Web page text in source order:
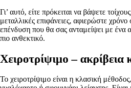
Γι’ αυτό, είτε πρόκειται να βάψετε
μεταλλικές επιφάνειες, αφιερώστε χρόνο
επένδυση που θα σας ανταμείψει με ένα
πιο ανθεκτικό.
Χειροτρίψιμο – ακρίβεια
Το χειροτρίψιμο είναι η κλασική